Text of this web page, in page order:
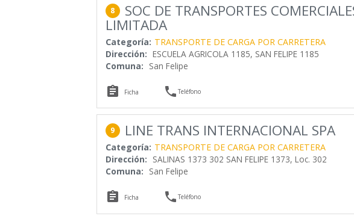
8 SOC DE TRANSPORTES
LIMITADA
Categoría: TRANSPORTE DE CARGA POR CARRETERA
Dirección: ESCUELA AGRICOLA 1185, SAN FELIPE 1185
Comuna: San Felipe
 Ficha Teléfono
9 LINE TRANS INTERNACIONAL SPA
Categoría: TRANSPORTE DE CARGA POR CARRETERA
Dirección: SALINAS 1373 302 SAN FELIPE 1373, Loc. 302
Comuna: San Felipe
 Ficha Teléfono